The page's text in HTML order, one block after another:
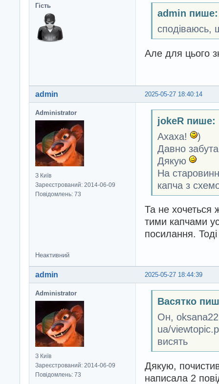
Гість
admin пише:
сподіваюсь,
Але для цього
2025-05-27 18:40:14
admin
Administrator
З Київ
Зареєстрований: 2014-06-09
Повідомлень: 73
jokeR пише:
Ахаха!
)
Давно
Дякую
На
капча з
Та не хочеться
тими капчами
посилання.
Неактивний
2025-05-27 18:44:39
admin
Administrator
З Київ
Зареєстрований: 2014-06-09
Повідомлень: 73
Васятко
Он, oksana22
ua/
висять
Дякую,
написала 2